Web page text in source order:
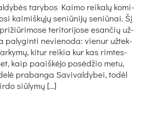
ta­ry­bos Kai­mo rei­ka­lų ko­mi­
kai­miš­kų­jų se­niū­ni­jų se­niū­nai. Šį
te­ri­to­ri­jo­se esan­čių už­
pa­ly­gin­ti ne­vie­no­da: vie­nur už­tek­
ki­tur rei­kia kur kas rim­tes­
kaip paaiš­kė­jo po­sė­džio me­tu,
pra­ban­ga Sa­vi­val­dy­bei, to­dėl
siū­ly­mų […]